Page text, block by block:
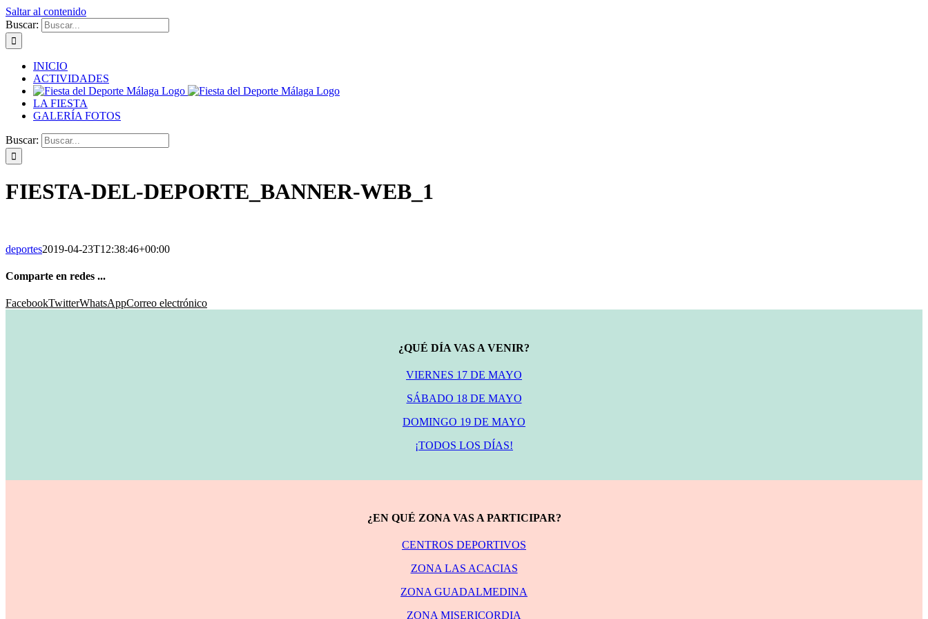
Saltar al contenido
Buscar:
INICIO
ACTIVIDADES
LA FIESTA
GALERÍA FOTOS
Buscar:
FIESTA-DEL-DEPORTE_BANNER-WEB_1
deportes2019-04-23T12:38:46+00:00
Comparte en redes ...
FacebookTwitterWhatsAppCorreo electrónico
¿QUÉ DÍA VAS A VENIR?
VIERNES 17 DE MAYO
SÁBADO 18 DE MAYO
DOMINGO 19 DE MAYO
¡TODOS LOS DÍAS!
¿EN QUÉ ZONA VAS A PARTICIPAR?
CENTROS DEPORTIVOS
ZONA LAS ACACIAS
ZONA GUADALMEDINA
ZONA MISERICORDIA